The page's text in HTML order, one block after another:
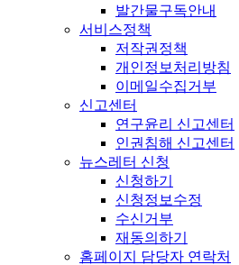
발간물구독안내
서비스정책
저작권정책
개인정보처리방침
이메일수집거부
신고센터
연구윤리 신고센터
인권침해 신고센터
뉴스레터 신청
신청하기
신청정보수정
수신거부
재동의하기
홈페이지 담당자 연락처